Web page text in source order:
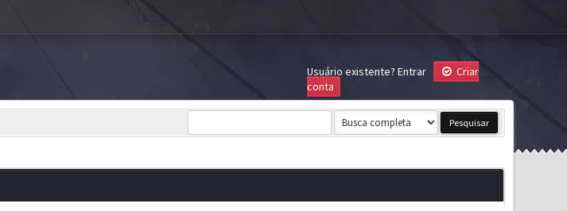
Usuário existente? Entrar
Criar
conta